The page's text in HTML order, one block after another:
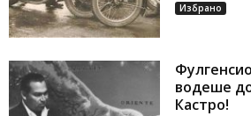
Избрано
водеше
Кастро!